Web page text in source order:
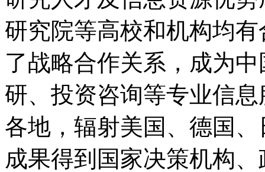
研究院等高校和机构均
了战略合作关系，成为
研、投资咨询等专业信
各地，辐射美国、德国
成果得到国家决策机构